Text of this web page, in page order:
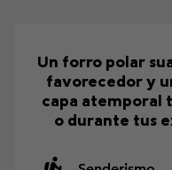
Un forro polar
favorecedor y
capa atemporal
o durante tus